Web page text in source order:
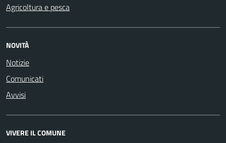
Agricoltura e pesca
NOVITÀ
Notizie
Comunicati
Avvisi
VIVERE IL COMUNE